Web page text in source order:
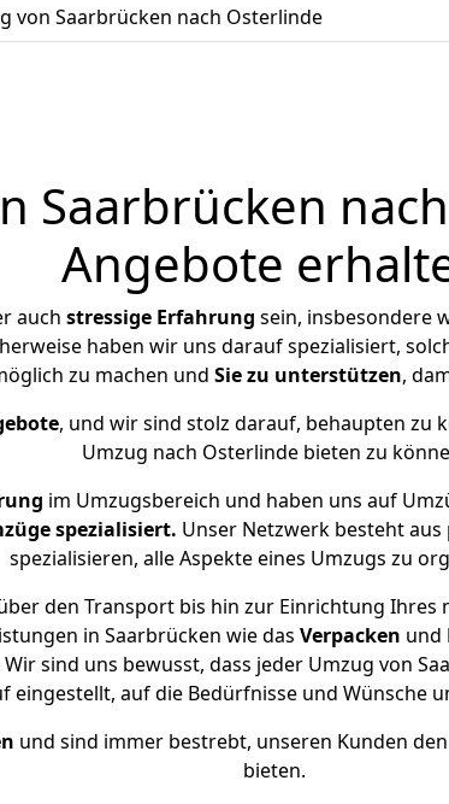
von Saarbrücken nach Osterlinde
Saarbrücken
Angebote
auch stressige Erfahrung sein, insbesondere
haben wir uns darauf spezialisiert,
zu machen und Sie zu unterstützen,
, und wir sind stolz darauf, behaupten zu
Umzug nach Osterlinde bieten zu
im Umzugsbereich und haben uns auf
spezialisiert. Unser Netzwerk besteht
spezialisieren, alle Aspekte eines Umzugs zu
den Transport bis hin zur Einrichtung Ihres
in Saarbrücken wie das Verpacken und
sind uns bewusst, dass jeder Umzug von
eingestellt, auf die Bedürfnisse und Wünsche
und sind immer bestrebt, unseren Kunden
bieten.